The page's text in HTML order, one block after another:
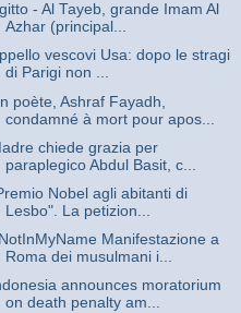
- Al Tayeb, grande Imam Al
Azhar (principal...
vescovi Usa: dopo le stragi
di Parigi non ...
poète, Ashraf Fayadh,
condamné à mort pour apos...
chiede grazia per
paraplegico Abdul Basit, c...
Nobel agli abitanti di
Lesbo". La petizion...
Manifestazione a
Roma dei musulmani i...
announces moratorium
on death penalty am...